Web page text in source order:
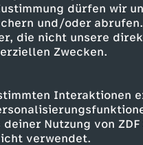
dürfen wir
und/oder
die nicht unsere
Zwecken.
Interaktionen
Nutzung von
verwendet.
bis vor
zu sein
zu
das hat
sie im
an auf dieses
früh, dass